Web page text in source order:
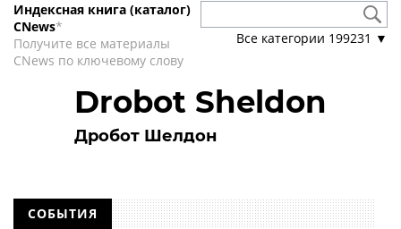
Индексная книга (каталог)
CNews*
Получите все материалы
CNews по ключевому слову
Все категории 199231 ▼
Drobot Sheldon
Дробот Шелдон
СОБЫТИЯ